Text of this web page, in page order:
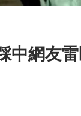
中網友